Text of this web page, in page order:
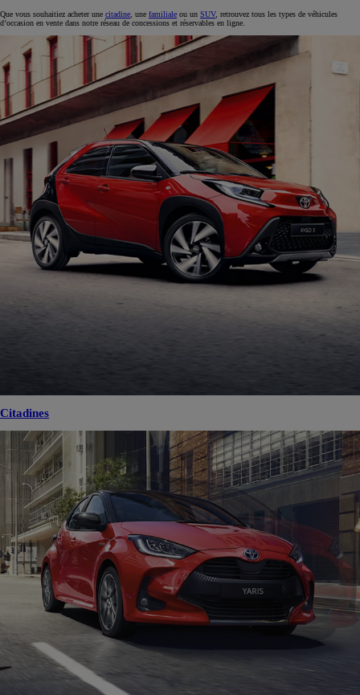
Que vous souhaitiez acheter une citadine , une familiale ou un SUV, retrouvez tous les types de véhicules
d’occasion en vente dans notre réseau de concessions et réservables en ligne.
Citadines